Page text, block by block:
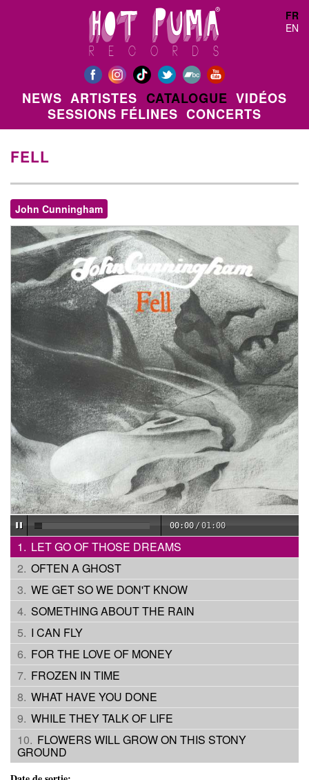
FR
EN
NEWS ARTISTES CATALOGUE VIDÉOS
SESSIONS FÉLINES CONCERTS
FELL
John Cunningham
00:00 /01:00
LET GO OF THOSE DREAMS
OFTEN A GHOST
WE GET SO WE DON'T KNOW
SOMETHING ABOUT THE RAIN
I CAN FLY
FOR THE LOVE OF MONEY
FROZEN IN TIME
WHAT HAVE YOU DONE
WHILE THEY TALK OF LIFE
FLOWERS WILL GROW ON THIS STONY
GROUND